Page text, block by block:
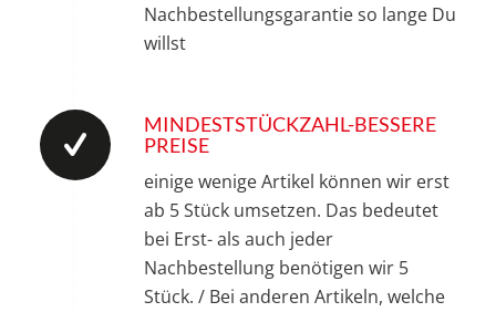
Nachbestellungsgarantie so lange Du
willst
MINDESTSTÜCKZAHL-BESSERE
PREISE
einige wenige Artikel können wir erst
ab 5 Stück umsetzen. Das bedeutet
bei Erst- als auch jeder
Nachbestellung benötigen wir 5
Stück. / Bei anderen Artikeln, welche